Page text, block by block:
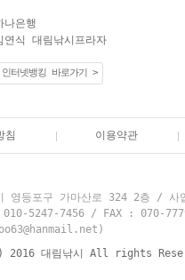
나은행
연식 대림낚시프라자
터넷뱅킹 바로가기 >
침 이용약관
등포구 가마산로 324 2층 / 사
010-5247-7456 / FAX : 070-
대림낚시 All rights